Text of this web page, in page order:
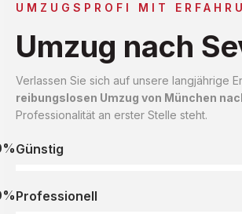
UMZUGSPROFI MIT
Umzug nach
Verlassen Sie sich auf unsere langjährige
reibungslosen Umzug von München
Professionalität an erster Stelle steht.
Günstig
Professionell